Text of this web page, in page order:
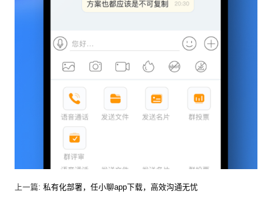
上一篇: 私有化部署，任小聊app下载，高效沟通无忧